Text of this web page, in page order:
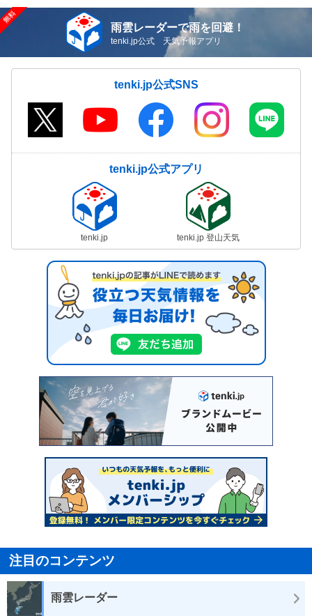
雨雲レーダーで雨を回避！
tenki.jp公式 天気予報アプリ
tenki.jp公式SNS
tenki.jp公式アプリ
tenki.jp tenki.jp 登山天気
注目のコンテンツ
雨雲レーダー